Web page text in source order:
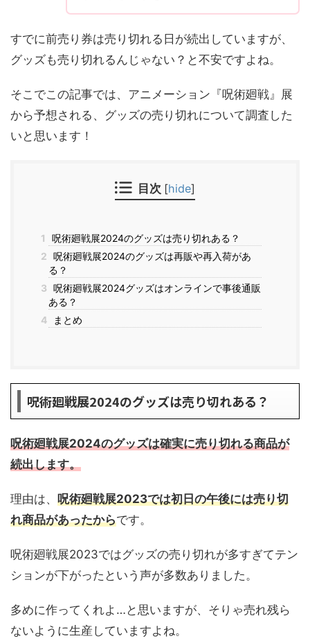
すでに前売り券は売り切れる日が続出していますが、
グッズも売り切れるんじゃない？と不安ですよね。
そこでこの記事では、アニメーション『呪術廻戦』展
から予想される、グッズの売り切れについて調査した
いと思います！
目次 [hide]
1
呪術廻戦展2024のグッズは売り切れある？
2 呪術廻戦展2024のグッズは再販や再入荷があ
る？
3 呪術廻戦展2024グッズはオンラインで事後通販
ある？
4
まとめ
呪術廻戦展2024のグッズは売り切れある？
呪術廻戦展2024のグッズは確実に売り切れる商品が
続出します。
理由は、 呪術廻戦展2023では初日の午後には売り切
れ商品があったからです。
呪術廻戦展2023ではグッズの売り切れが多すぎてテン
ションが下がったという声が多数ありました。
多めに作ってくれよ…と思いますが、そりゃ売れ残ら
ないように生産していますよね。